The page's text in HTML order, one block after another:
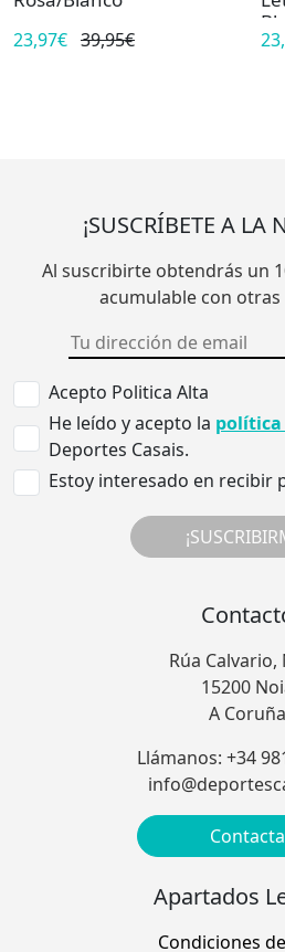
23,97€ 39,95€
¡SUSCRÍBETE A LA
Al suscribirte obtendrás un
acumulable con
Acepto Politica Alta
He leído y acepto la política
Deportes Casais.
Estoy interesado en recibir
Rúa Calvario,
15200
A Coruña
Llámanos: +34
Contacta
Apartados
Condiciones